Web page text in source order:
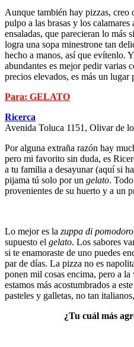
Aunque también hay pizzas, creo
pulpo a las brasas y los
ensaladas, que parecieran lo más
logra una sopa minestrone tan
hecho a manos, así que evítenlo.
abundantes es mejor pedir varias
precios elevados, es más un lugar
Para: GELATO
Ricerca
Avenida Toluca 1151, Olivar de
Por alguna extraña razón hay
pero mi favorito sin duda, es
a tu familia a desayunar (aquí si
pijama tú solo por un gelato.
provenientes de su huerto y a un
Lo mejor es la zuppa di pomodoro
supuesto el gelato. Los sabores
si te enamoraste de uno puedes
par de días. La pizza no es
ponen mil cosas encima, pero a
estamos más acostumbrados a
pasteles y galletas, no tan
¿Tu cuál más